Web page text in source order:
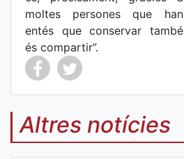
moltes persones que han
entés que conservar també
és compartir”.
Co
mp
art
Co
mp
art
Altres notícies